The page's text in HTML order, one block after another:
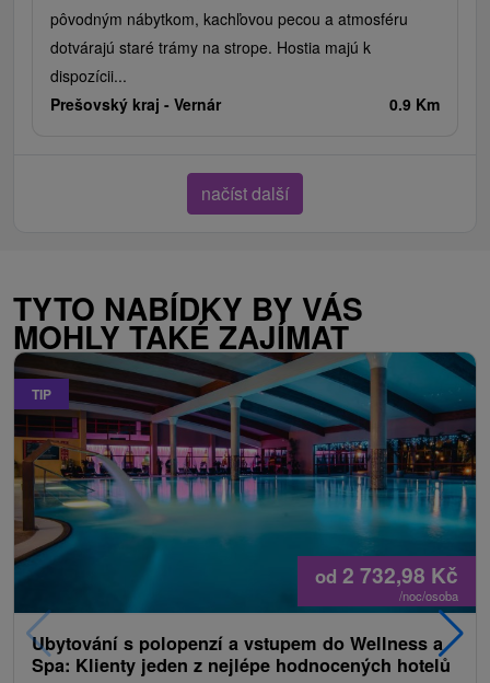
pôvodným nábytkom, kachľovou pecou a atmosféru
dotvárajú staré trámy na strope. Hostia majú k
dispozícii...
Prešovský kraj - Vernár 0.9 Km
načíst další
TYTO NABÍDKY BY VÁS
MOHLY TAKÉ ZAJÍMAT
TIP
od 2 732,98 Kč
/noc/osoba
Ubytování s polopenzí a vstupem do Wellness a
Spa: Klienty jeden z nejlépe hodnocených hotelů